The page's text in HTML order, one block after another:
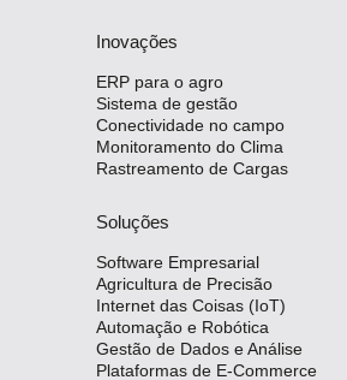
Inovações
ERP para o agro
Sistema de gestão
Conectividade no campo
Monitoramento do Clima
Rastreamento de Cargas
Soluções
Software Empresarial
Agricultura de Precisão
Internet das Coisas (IoT)
Automação e Robótica
Gestão de Dados e Análise
Plataformas de E-Commerce